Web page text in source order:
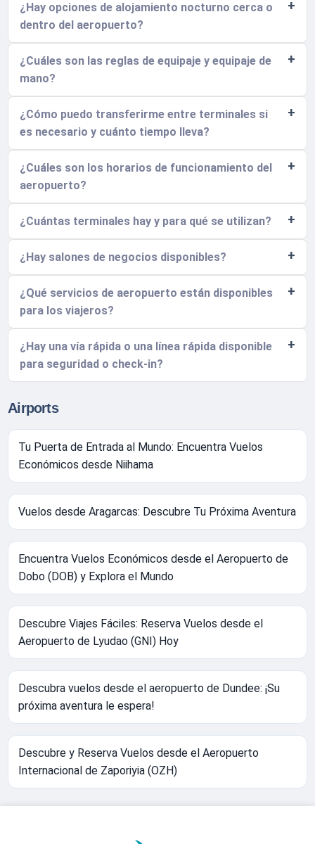
¿Hay opciones de alojamiento nocturno cerca o
dentro del aeropuerto?
¿Cuáles son las reglas de equipaje y equipaje de
mano?
¿Cómo puedo transferirme entre terminales si
es necesario y cuánto tiempo lleva?
¿Cuáles son los horarios de funcionamiento del
aeropuerto?
¿Cuántas terminales hay y para qué se utilizan?
¿Hay salones de negocios disponibles?
¿Qué servicios de aeropuerto están disponibles
para los viajeros?
¿Hay una vía rápida o una línea rápida disponible
para seguridad o check-in?
Airports
Tu Puerta de Entrada al Mundo: Encuentra Vuelos
Económicos desde Niihama
Vuelos desde Aragarcas: Descubre Tu Próxima Aventura
Encuentra Vuelos Económicos desde el Aeropuerto de
Dobo (DOB) y Explora el Mundo
Descubre Viajes Fáciles: Reserva Vuelos desde el
Aeropuerto de Lyudao (GNI) Hoy
Descubra vuelos desde el aeropuerto de Dundee: ¡Su
próxima aventura le espera!
Descubre y Reserva Vuelos desde el Aeropuerto
Internacional de Zaporiyia (OZH)